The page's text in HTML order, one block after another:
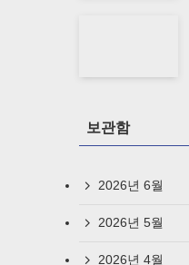
보관함
2026년 6월
2026년 5월
2026년 4월